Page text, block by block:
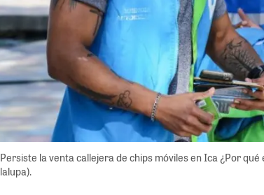
Persiste la venta callejera de chips móviles en Ica ¿Por
lalupa).